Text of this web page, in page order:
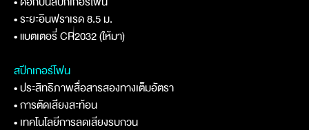
• ระยะอินฟราเรด 8.5 ม.
• แบตเตอรี่ CR2032 (ให้มา)
สปีกเกอร์โฟน
• ประสิทธิภาพสื่อสารสองทางเต็มอัตรา
• การตัดเสียงสะท้อน
• เทคโนโลยีการลดเสียงรบกวน